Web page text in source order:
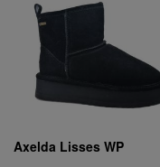
Axelda Lisses WP